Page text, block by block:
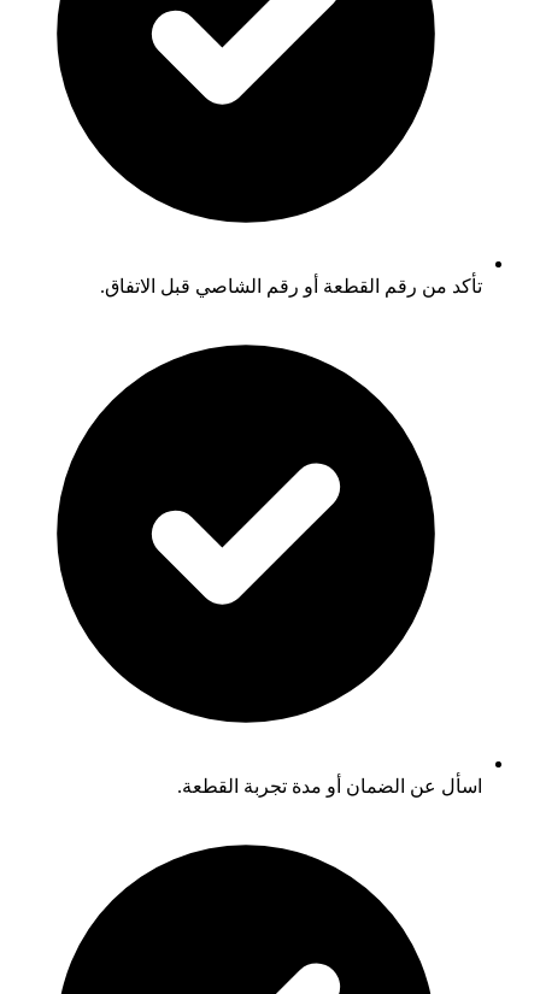
تأكد من رقم القطعة أو رقم الشاصي قبل الاتفاق.
اسأل عن الضمان أو مدة تجربة القطعة.